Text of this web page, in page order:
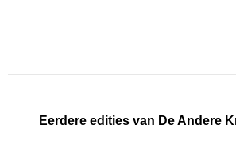
Eerdere edities van De Andere